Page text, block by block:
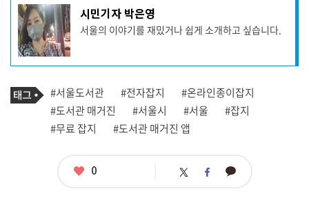
기
사
작
성
자
프
필
시민기자 박은영
서울의 이야기를 재밌거나 쉽게 소개하고 싶습니다.
기
사
관
련
태
태
그
#서울도서관 #전자잡지
#온라인종이잡지
#도서관 매거진
#서울시 #서울
#잡지
#무료 잡지
#도서관 매거진 앱
좋
0 트 페 카